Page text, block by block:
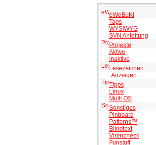
eWeBuKi
Tags
WYSIWYG
SVN Anleitung
Projekte
Aktive
Inaktive
Lesezeichen
Anzeigen
Tipps
Linux
Multi OS
Sonstiges
Pinboard
Patterns™
Blindtext
Virencheck
Funstuff